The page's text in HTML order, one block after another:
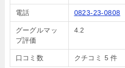
電話 0823-23-0808
グーグルマッ
プ評価
4.2
口コミ数 クチコミ 5 件